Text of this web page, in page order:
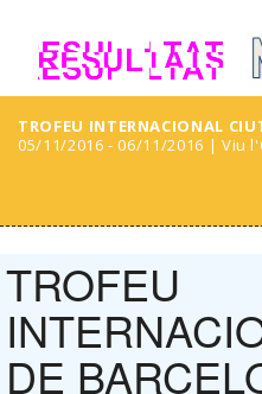
TROFEU INTERNACIONAL
05/11/2016 - 06/11/2016 | Viu
TROFEU
DE